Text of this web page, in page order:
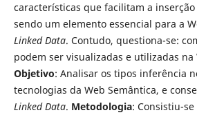
características que facilitam a
sendo um elemento essencial para a
Linked Data. Contudo, questiona-se:
podem ser visualizadas e utilizadas na
Objetivo: Analisar os tipos inferência
tecnologias da Web Semântica, e
Linked Data. Metodologia: Consistiu-